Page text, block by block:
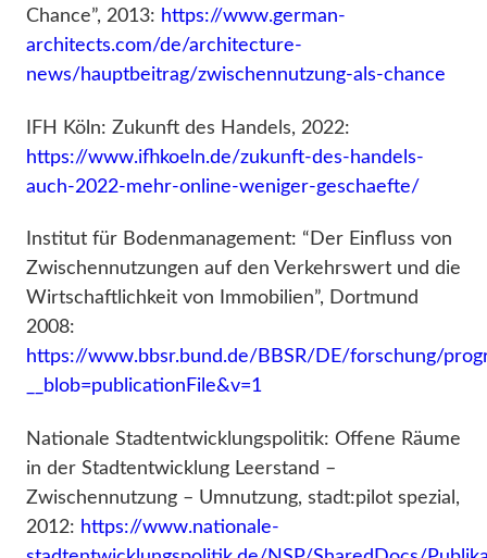
Chance”, 2013: https://www.german-
architects.com/de/architecture-
news/hauptbeitrag/zwischennutzung-als-chance
IFH Köln: Zukunft des Handels, 2022:
https://www.ifhkoeln.de/zukunft-des-handels-
auch-2022-mehr-online-weniger-geschaefte/
Institut für Bodenmanagement: “Der Einfluss von
Zwischennutzungen auf den Verkehrswert und die
Wirtschaftlichkeit von Immobilien”, Dortmund
2008:
https://www.bbsr.bund.de/BBSR/DE/forschung/
__blob=publicationFile&v=1
Nationale Stadtentwicklungspolitik: Offene Räume
in der Stadtentwicklung Leerstand –
Zwischennutzung – Umnutzung, stadt:pilot spezial,
2012: https://www.nationale-